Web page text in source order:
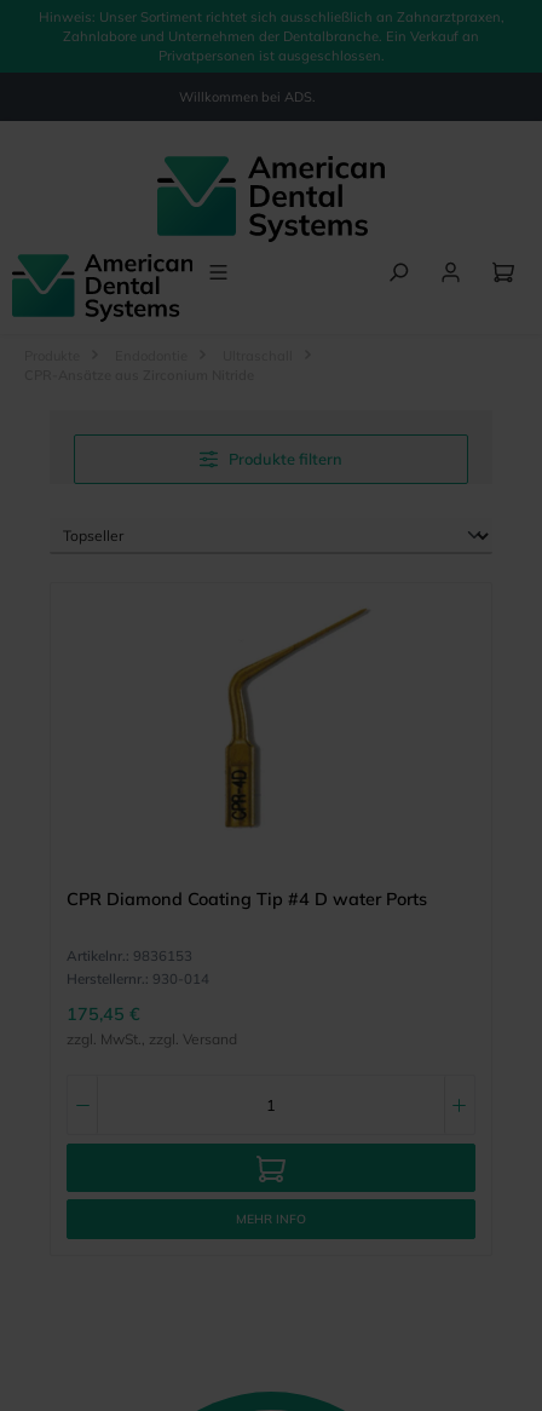
springen
Hinweis: Unser Sortiment richtet sich ausschließlich an Zahnarztpraxen,
Zahnlabore und Unternehmen der Dentalbranche. Ein Verkauf an
Privatpersonen ist ausgeschlossen.
Willkommen bei ADS.
Produkte filtern
CPR Diamond Coating Tip #4 D water Ports
Artikelnr.: 9836153
Herstellernr.: 930-014
175,45 €
zzgl. MwSt., zzgl. Versand
MEHR INFO